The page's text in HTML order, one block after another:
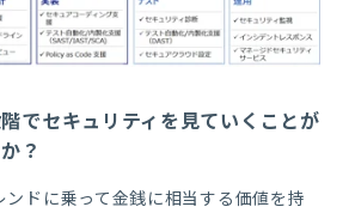
でセキュリティを見ていくことが
？
ンドに乗って金銭に相当する価値を持